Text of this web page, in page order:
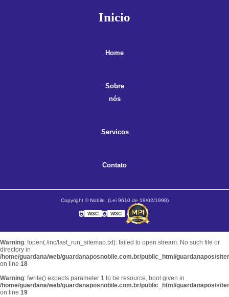
Inicio
Home
Sobre
nós
Servicos
Contato
Copyright © Nobile. (Lei 9610 de 19/02/1998)
W3C W3C
Warning: fopen(./inc/last_run_sitemap.txt): failed to open stream: No such file or
directory in
/home/guardana/web/guardanaposnobile.com.br/public_html/guardanapos/
on line 18
Warning: fwrite() expects parameter 1 to be resource, bool given in
/home/guardana/web/guardanaposnobile.com.br/public_html/guardanapos/
on line 19